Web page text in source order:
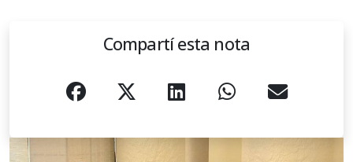
Compartí esta nota